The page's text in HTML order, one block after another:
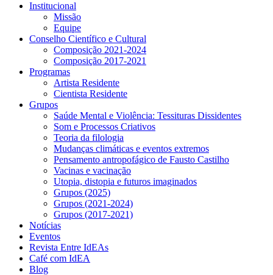
Institucional
Missão
Equipe
Conselho Científico e Cultural
Composição 2021-2024
Composição 2017-2021
Programas
Artista Residente
Cientista Residente
Grupos
Saúde Mental e Violência: Tessituras Dissidentes
Som e Processos Criativos
Teoria da filologia
Mudanças climáticas e eventos extremos
Pensamento antropofágico de Fausto Castilho
Vacinas e vacinação
Utopia, distopia e futuros imaginados
Grupos (2025)
Grupos (2021-2024)
Grupos (2017-2021)
Notícias
Eventos
Revista Entre IdEAs
Café com IdEA
Blog